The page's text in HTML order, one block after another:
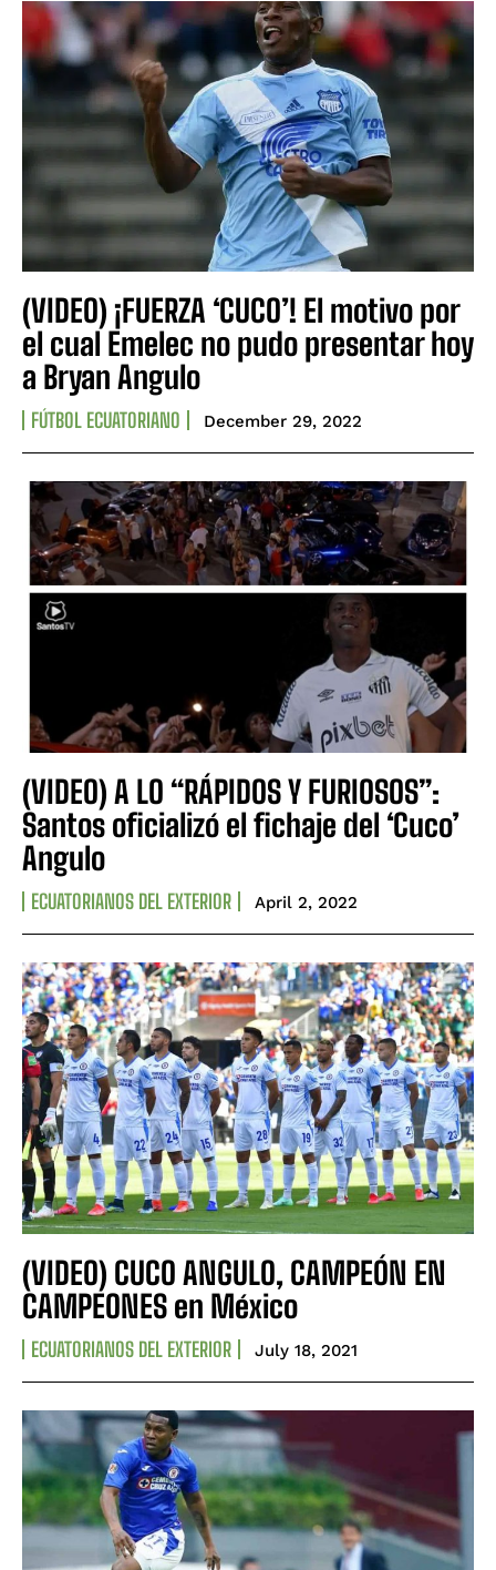
(VIDEO) ¡FUERZA ‘CUCO’! El motivo por
el cual Emelec no pudo presentar hoy
a Bryan Angulo
FÚTBOL ECUATORIANO December 29, 2022
(VIDEO) A LO “RÁPIDOS Y FURIOSOS”:
Santos oficializó el fichaje del ‘Cuco’
Angulo
ECUATORIANOS DEL EXTERIOR April 2, 2022
(VIDEO) CUCO ANGULO, CAMPEÓN EN
CAMPEONES en México
ECUATORIANOS DEL EXTERIOR July 18, 2021